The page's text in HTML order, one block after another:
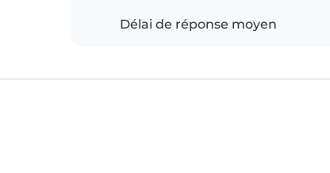
Délai de réponse moyen